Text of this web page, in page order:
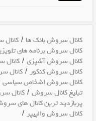
کانال سروش بانک ها /
کانال سروش برنامه های
کانال سروش آشپزی /
کانال سروش کنکور /کانال
کانال سروش اشخاص سیاسی
تبلیغ کانال سروش /کانال
پربازدید ترین کانال های
کانال سروش والپیپر /